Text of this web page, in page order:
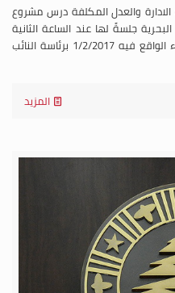
والعدل المكلفة درس مشروع
جلسةً لها عند الساعة الثانية
عشرة والنصف من بعد ظهر يوم الاربعاء الواقع فيه 1/2/2017 برئاسة النائب
المزيد